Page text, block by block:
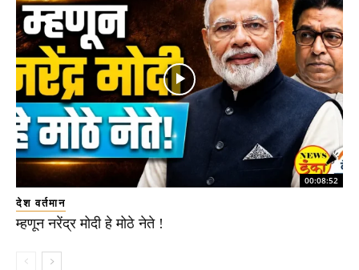
00:08:52
देश वर्तमान
म्हणून नरेंद्र मोदी हे मोठे नेते !